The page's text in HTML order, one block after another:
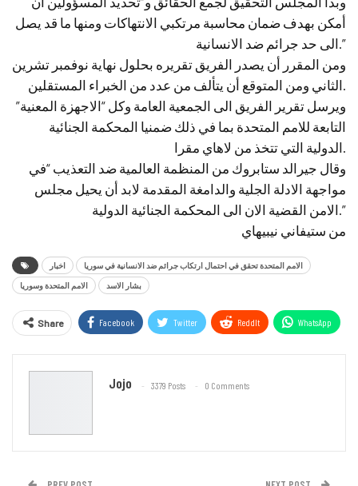
أمكن بهدف ضمان محاسبة مرتكبي الانتهاكات ومنها ما قد يصل
الى حد جرائم ضد الانسانية.”
ومن المقرر أن يصدر الفريق تقريره بحلول نهاية نوفمبر تشرين
الثاني ومن المتوقع أن يتألف من عدد من الخبراء المستقلين.
ويرسل تقرير الفريق الى الجمعية العامة وكل “الاجهزة المعنية”
التابعة للامم المتحدة بما في ذلك ضمنيا المحكمة الجنائية
الدولية التي تتخذ من لاهاي مقرا.
وقال جيرالد ستابروك من المنظمة العالمية ضد التعذيب “في
مواجهة الادلة الجلية والدامغة المقدمة لابد أن يحيل مجلس
الامن القضية الان الى المحكمة الجنائية الدولية.”
من ستيفاني نيبيهاي
اخبار الامم المتحدة تحقق في احتمال ارتكاب جرائم ضد الانسانية في سوريا
الامم المتحدة وسوريا بشار الاسد
Share Facebook Twitter ReddIt WhatsApp
Jojo 3379 Posts 0 Comments